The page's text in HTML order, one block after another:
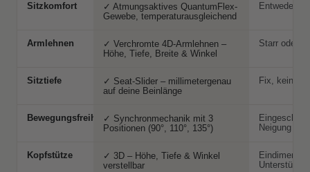
Sitzkomfort
✓ Atmungsaktives QuantumFlex-
Gewebe, temperaturausgleichend
Entweder
Armlehnen
✓ Verchromte 4D-Armlehnen –
Höhe, Tiefe, Breite & Winkel
Starr oder
Sitztiefe
✓ Seat-Slider – millimetergenau
auf deine Beinlänge
Fix, keine
Bewegungsfreiheit✓ Synchronmechanik mit 3
Positionen (90°, 110°, 135°)
Neigung
Kopfstütze
✓ 3D – Höhe, Tiefe & Winkel
verstellbar